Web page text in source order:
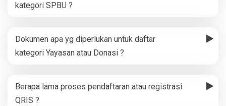
kategori SPBU ?
Dokumen apa yg diperlukan untuk daftar
kategori Yayasan atau Donasi ?
Berapa lama proses pendaftaran atau registrasi
QRIS ?